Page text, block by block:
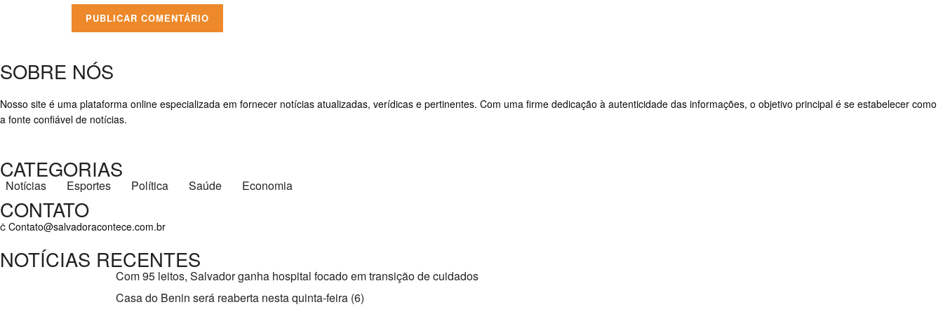
SOBRE NÓS
Nosso site é uma plataforma online especializada em fornecer notícias atualizadas, verídicas e pertinentes. Com uma firme dedicação à autenticidade das informações, o objetivo principal é se estabelecer como
a fonte confiável de notícias.
CATEGORIAS
Notícias Esportes Política Saúde Economia
CONTATO
Contato@salvadoracontece.com.br
NOTÍCIAS RECENTES
Com 95 leitos, Salvador ganha hospital focado em transição de cuidados
Casa do Benin será reaberta nesta quinta-feira (6)